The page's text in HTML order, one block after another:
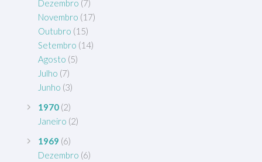
Dezembro (7)
Novembro (17)
Outubro (15)
Setembro (14)
Agosto (5)
Julho (7)
Junho (3)
1970 (2)
Janeiro (2)
1969 (6)
Dezembro (6)